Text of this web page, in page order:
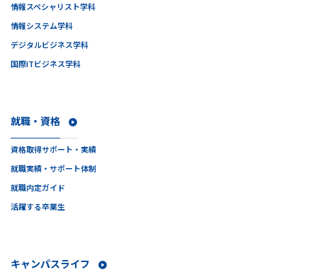
情報スペシャリスト学科
情報システム学科
デジタルビジネス学科
国際ITビジネス学科
就職・資格
資格取得サポート・実績
就職実績・サポート体制
就職内定ガイド
活躍する卒業生
キャンパスライフ